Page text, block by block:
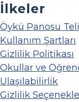
İlkeler
Öykü Panosu
Kullanım Şartları
Gizlilik Politikası
Okullar ve
Ulaşılabilirlik
Gizlilik